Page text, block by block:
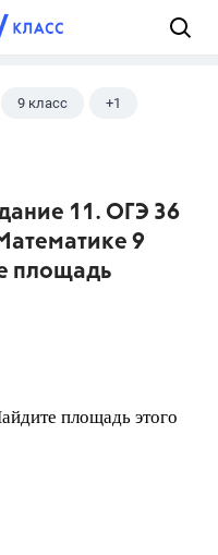
9 класс +1
11. ОГЭ 36
9
площадь
площадь этого